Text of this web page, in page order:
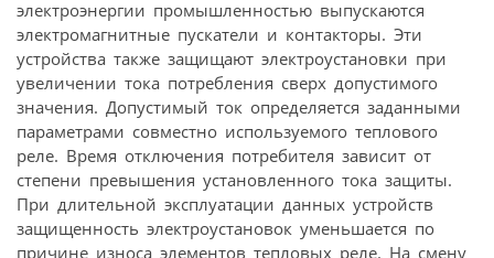
электроэнергии промышленностью выпускаются
электромагнитные пускатели и контакторы. Эти
устройства также защищают электроустановки при
увеличении тока потребления сверх допустимого
значения. Допустимый ток определяется заданными
параметрами совместно используемого теплового
реле. Время отключения потребителя зависит от
степени превышения установленного тока защиты.
При длительной эксплуатации данных устройств
защищенность электроустановок уменьшается по
причине износа элементов тепловых реле. На смену